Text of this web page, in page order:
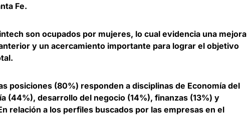
Fe.
son ocupados por mujeres, lo cual evidencia una mejora
y un acercamiento importante para lograr el objetivo
posiciones (80%) responden a disciplinas de Economía del
(44%), desarrollo del negocio (14%), finanzas (13%) y
relación a los perfiles buscados por las empresas en el